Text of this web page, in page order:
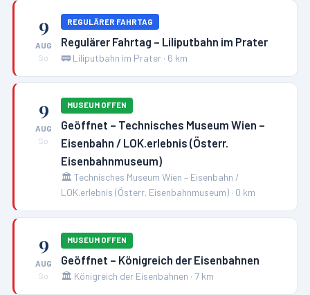
9
AUG
So
REGULÄRER FAHRTAG
Regulärer Fahrtag – Liliputbahn im Prater
🚃 Liliputbahn im Prater · 6 km
9
AUG
So
MUSEUM OFFEN
Geöffnet – Technisches Museum Wien –
Eisenbahn / LOK.erlebnis (Österr.
Eisenbahnmuseum)
🏛️ Technisches Museum Wien – Eisenbahn /
LOK.erlebnis (Österr. Eisenbahnmuseum) · 0 km
9
AUG
So
MUSEUM OFFEN
Geöffnet – Königreich der Eisenbahnen
🏛️ Königreich der Eisenbahnen · 7 km